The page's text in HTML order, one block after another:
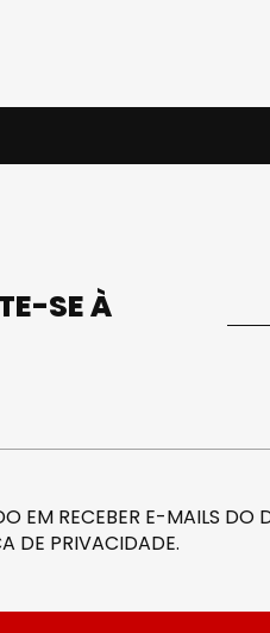
SE À
EM RECEBER E-MAILS DO
DE PRIVACIDADE.